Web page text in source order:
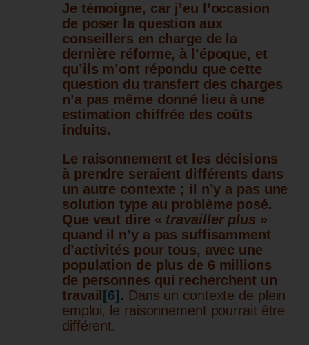
Je témoigne, car j’eu l’occasion
de poser la question aux
conseillers en charge de la
dernière réforme, à l’époque, et
qu’ils m’ont répondu que cette
question du transfert des charges
n’a pas même donné lieu à une
estimation chiffrée des coûts
induits.
Le raisonnement et les décisions
à prendre seraient différents dans
un autre contexte ; il n’y a pas une
solution type au problème posé.
Que veut dire « travailler plus »
quand il n’y a pas suffisamment
d’activités pour tous, avec une
population de plus de 6 millions
de personnes qui recherchent un
travail [6] . Dans un contexte de plein
emploi, le raisonnement pourrait être
différent.